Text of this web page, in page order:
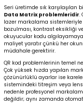
Seri üretimde sık karşılaşılan
Data Matrix problemleridir.
lazer markalama
bozulması, kontrast eksikliği
okuyucular kodu
maliyet yaratır çünkü her
müdahale gerektirir.
QR kod problemlerinin temel
Çok yüksek hızda yapılan
çözünürlüklü ayarlar ise
sistemindeki titreşim veya
nedenle profesyonel
değildir; aynı zamanda